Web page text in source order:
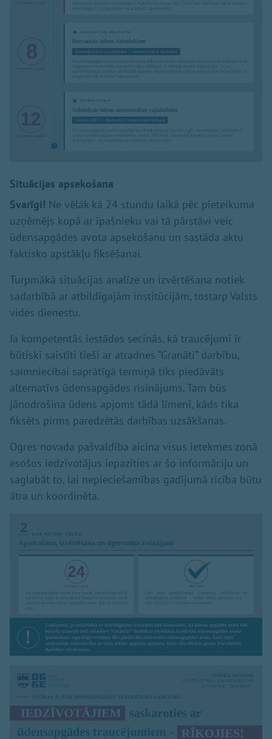
Situācijas apsekošana
Svarīgi! Ne vēlāk kā 24 stundu laikā pēc pieteikuma
uzņēmējs kopā ar īpašnieku vai tā pārstāvi veic
ūdensapgādes avota apsekošanu un sastāda aktu
faktisko apstākļu fiksēšanai.
Turpmākā situācijas analīze un izvērtēšana notiek
sadarbībā ar atbildīgajām institūcijām, tostarp Valsts
vides dienestu.
Ja kompetentās iestādes secinās, kā traucējumi ir
būtiski saistīti tieši ar atradnes “Granāti” darbību,
saimniecībai saprātīgā termiņā tiks piedāvāts
alternatīvs ūdensapgādes risinājums. Tam būs
jānodrošina ūdens apjoms tādā līmenī, kāds tika
fiksēts pirms paredzētās darbības uzsākšanas.
Ogres novada pašvaldība aicina visus ietekmes zonā
esošos iedzīvotājus iepazīties ar šo informāciju un
saglabāt to, lai nepieciešamības gadījumā rīcība būtu
ātra un koordinēta.